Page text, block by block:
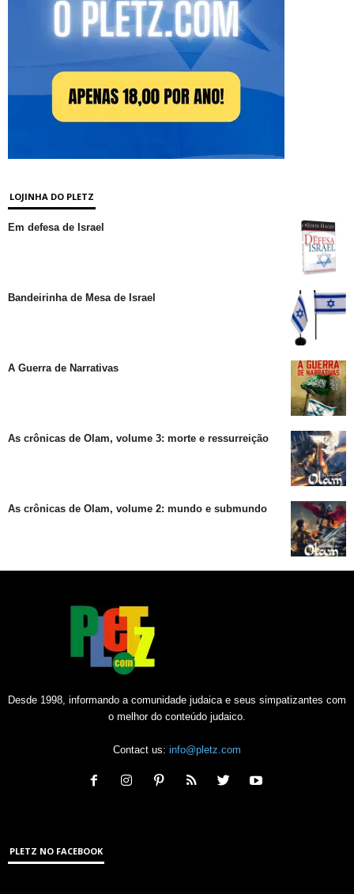
LOJINHA DO PLETZ
Em defesa de Israel
Bandeirinha de Mesa de Israel
A Guerra de Narrativas
As crônicas de Olam, volume 3: morte e ressurreição
As crônicas de Olam, volume 2: mundo e submundo
Desde 1998, informando a comunidade judaica e seus simpatizantes com
o melhor do conteúdo judaico.
Contact us: info@pletz.com
PLETZ NO FACEBOOK